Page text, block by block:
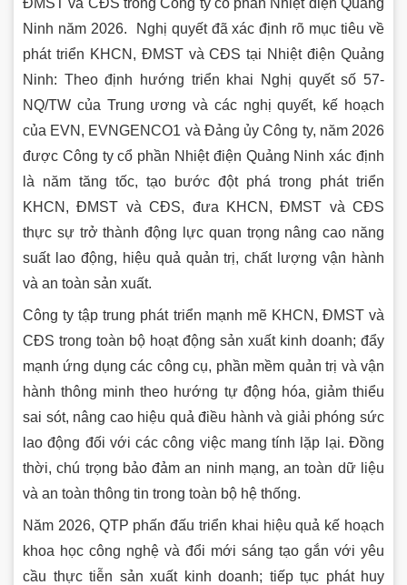
ĐMST và CĐS trong Công ty cổ phần Nhiệt điện Quảng
Ninh năm 2026. Nghị quyết đã xác định rõ mục tiêu về
phát triển KHCN, ĐMST và CĐS tại Nhiệt điện Quảng
Ninh: Theo định hướng triển khai Nghị quyết số 57-
NQ/TW của Trung ương và các nghị quyết, kế hoạch
của EVN, EVNGENCO1 và Đảng ủy Công ty, năm 2026
được Công ty cổ phần Nhiệt điện Quảng Ninh xác định
là năm tăng tốc, tạo bước đột phá trong phát triển
KHCN, ĐMST và CĐS, đưa KHCN, ĐMST và CĐS
thực sự trở thành động lực quan trọng nâng cao năng
suất lao động, hiệu quả quản trị, chất lượng vận hành
và an toàn sản xuất.
Công ty tập trung phát triển mạnh mẽ KHCN, ĐMST và
CĐS trong toàn bộ hoạt động sản xuất kinh doanh; đẩy
mạnh ứng dụng các công cụ, phần mềm quản trị và vận
hành thông minh theo hướng tự động hóa, giảm thiểu
sai sót, nâng cao hiệu quả điều hành và giải phóng sức
lao động đối với các công việc mang tính lặp lại. Đồng
thời, chú trọng bảo đảm an ninh mạng, an toàn dữ liệu
và an toàn thông tin trong toàn bộ hệ thống.
Năm 2026, QTP phấn đấu triển khai hiệu quả kế hoạch
khoa học công nghệ và đổi mới sáng tạo gắn với yêu
cầu thực tiễn sản xuất kinh doanh; tiếp tục phát huy